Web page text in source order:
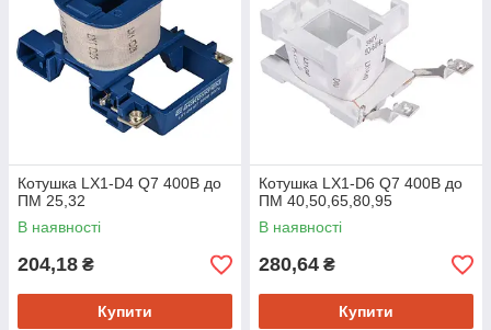
Котушка LX1-D4 Q7 400B до
ПМ 25,32
В наявності
204,18 ₴
Купити
Котушка LX1-D6 Q7 400B до
ПМ 40,50,65,80,95
В наявності
280,64 ₴
Купити